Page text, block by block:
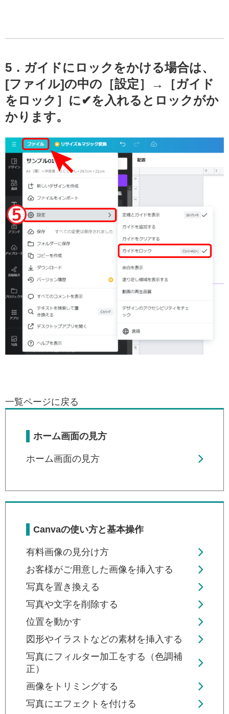
5．ガイドにロックをかける場合は、
[ファイル]の中の［設定］→［ガイド
をロック ］に✔を入れるとロックがか
かります。
一覧ページに戻る
ホーム画面の見方
ホーム画面の見方
Canvaの使い方と基本操作
有料画像の見分け方
お客様がご用意した画像を挿入する
写真を置き換える
写真や文字を削除する
位置を動かす
図形やイラストなどの素材を挿入する
写真にフィルター加工をする（色調補
正）
画像をトリミングする
写真にエフェクトを付ける